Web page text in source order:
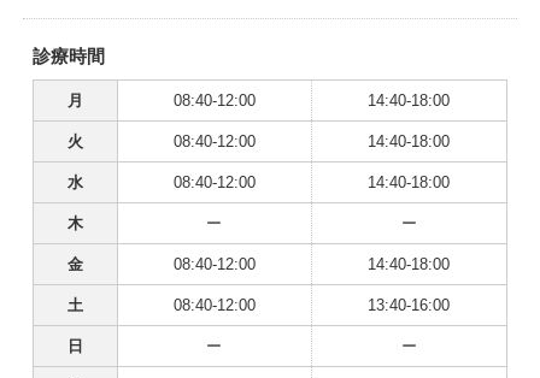
診療時間
月 08:40-12:00 14:40-18:00
火 08:40-12:00 14:40-18:00
水 08:40-12:00 14:40-18:00
木 ー ー
金 08:40-12:00 14:40-18:00
土 08:40-12:00 13:40-16:00
日 ー ー